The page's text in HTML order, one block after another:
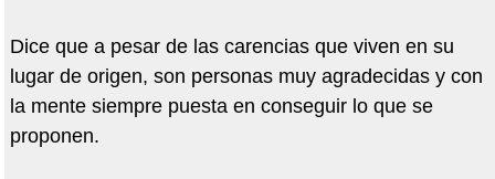
Dice que a pesar de las carencias que viven en su
lugar de origen, son personas muy agradecidas y con
la mente siempre puesta en conseguir lo que se
proponen.